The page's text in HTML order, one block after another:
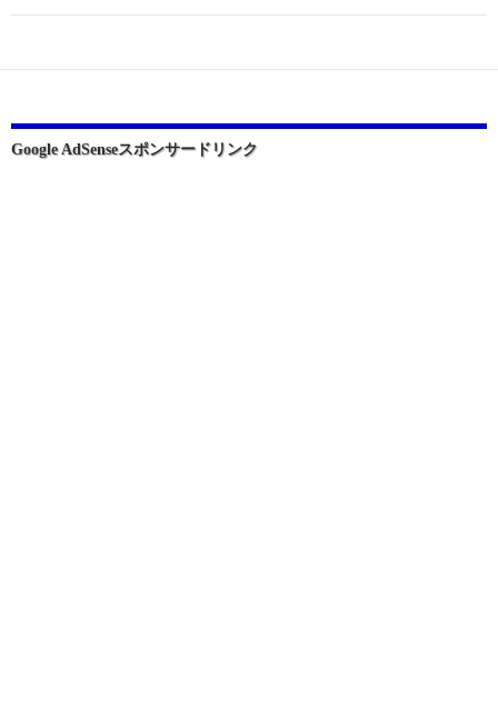
ー
ョ
Google AdSenseスポンサードリンク